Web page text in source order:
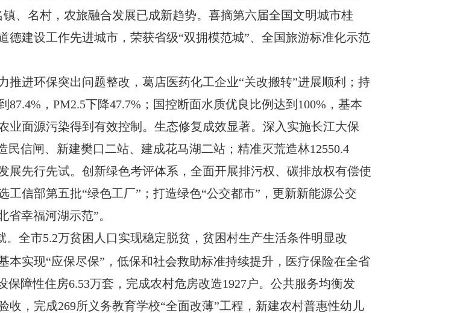
、名村，农旅融合发展已成新趋势。 喜摘第六届全国文明城市桂
德建设工作先进城市，荣获省级“双拥模范城”、 全国旅游标准化示范
推进环保突出问题整改，葛店医药化工企业“关改搬转”进展顺利 ；持
87.4% ， PM2.5下降47.7% ； 国控断面水质优良比例达到 100% ，基本
业面源污染得到有效控制。生态修复成效显著。深入实施长江大保
民信闸、新建樊口二站、建成花马湖二站 ； 精准灭荒造林12550.4
展先行先试。创新绿色考评体系，全面开展排污权、碳排放权有偿使
工信部第五批“绿色工厂” ； 打造绿色“公交都市”，更新新能源公交
省幸福河湖示范”。
。全市5.2万贫困人口实现稳定脱贫，贫困村生产生活条件明显改
本实现“应保尽保”，低保和社会救助标准持续提升，医疗保险在全省
保障性住房6.53万套，完成农村危房改造1927户。 公共服务均衡发
收，完成269所义务教育学校“全面改薄”工程，新建农村普惠性幼儿